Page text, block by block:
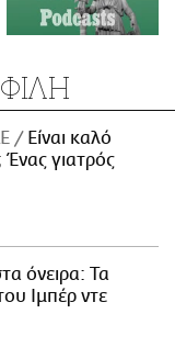
Είναι καλό
γιατρός
όνειρα: Τα
Ιμπέρ ντε